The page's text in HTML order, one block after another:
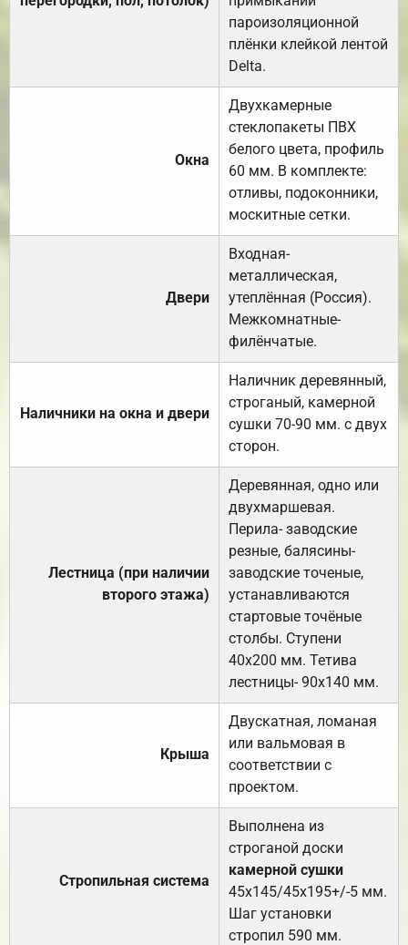
пароизоляционной
плёнки клейкой лентой
Delta.
Окна
Двухкамерные
стеклопакеты ПВХ
белого цвета, профиль
60 мм. В комплекте:
отливы, подоконники,
москитные сетки.
Двери
Входная-
металлическая,
утеплённая (Россия).
Межкомнатные-
филёнчатые.
Наличники на окна и двери
Наличник деревянный,
строганый, камерной
сушки 70-90 мм. с двух
сторон.
Лестница (при наличии
второго этажа)
Деревянная, одно или
двухмаршевая.
Перила- заводские
резные, балясины-
заводские точеные,
устанавливаются
стартовые точёные
столбы. Ступени
40х200 мм. Тетива
лестницы- 90х140 мм.
Крыша
Двускатная, ломаная
или вальмовая в
соответствии с
проектом.
Стропильная система
Выполнена из
строганой доски
камерной сушки
45х145/45х195+/-5 мм.
Шаг установки
стропил 590 мм.